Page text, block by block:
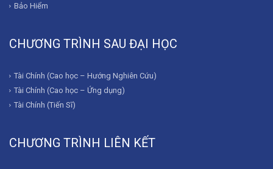
Bảo Hiểm
CHƯƠNG TRÌNH SAU ĐẠI HỌC
Tài Chính (Cao học – Hướng Nghiên Cứu)
Tài Chính (Cao học – Ứng dụng)
Tài Chính (Tiến Sĩ)
CHƯƠNG TRÌNH LIÊN KẾT